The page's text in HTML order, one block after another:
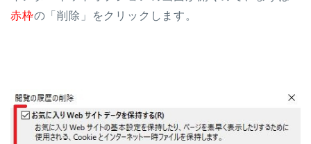
赤枠の「削除」をクリックします。